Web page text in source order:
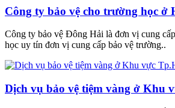
Công ty bảo vệ cho trường học ở
Công ty bảo vệ Đông Hải là đơn vị cung
học uy tín đơn vị cung cấp bảo vệ trường..
Dịch vụ bảo vệ tiệm vàng ở Khu